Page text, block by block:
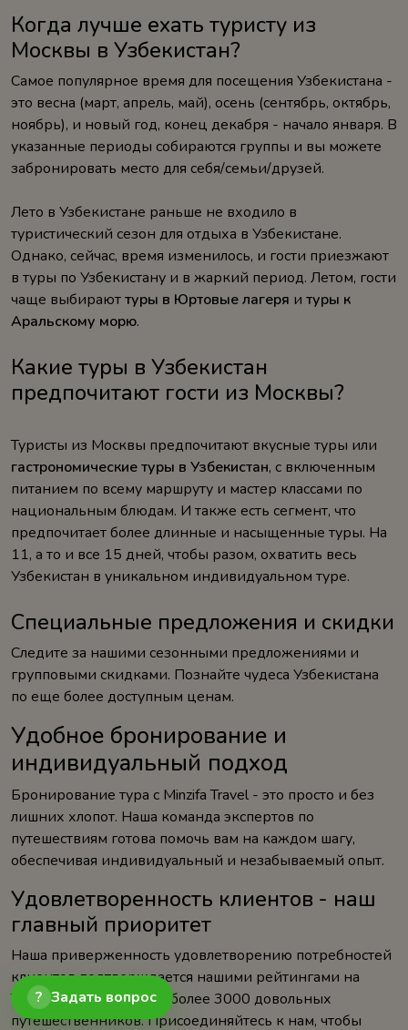
Когда лучше ехать туристу из
Москвы в Узбекистан?
Самое популярное время для посещения Узбекистана -
это весна (март, апрель, май), осень (сентябрь, октябрь,
ноябрь), и новый год, конец декабря - начало января. В
указанные периоды собираются группы и вы можете
забронировать место для себя/семьи/друзей.
Лето в Узбекистане раньше не входило в
туристический сезон для отдыха в Узбекистане.
Однако, сейчас, время изменилось, и гости приезжают
в туры по Узбекистану и в жаркий период. Летом, гости
чаще выбираюттуры в Юртовые лагеря и туры к
Аральскому морю.
Какие туры в Узбекистан
предпочитают гости из Москвы?
Туристы из Москвы предпочитают вкусные туры или
гастрономические туры в Узбекистан, с включенным
питанием по всему маршруту и мастер классами по
национальным блюдам. И также есть сегмент, что
предпочитает более длинные и насыщенные туры. На
11, а то и все 15 дней, чтобы разом, охватить весь
Узбекистан в уникальном индивидуальном туре.
Специальные предложения и скидки
Следите за нашими сезонными предложениями и
групповыми скидками. Познайте чудеса Узбекистана
по еще более доступным ценам.
Удобное бронирование и
индивидуальный подход
Бронирование тура с Minzifa Travel - это просто и без
лишних хлопот. Наша команда экспертов по
путешествиям готова помочь вам на каждом шагу,
обеспечивая индивидуальный и незабываемый опыт.
Удовлетворенность клиентов - наш
главный приоритет
Наша приверженность удовлетворению потребностей
клиентов подтверждается нашими рейтингами на
TripAdvisor и отзывами более 3000 довольных
путешественников. Присоединяйтесь к нам, чтобы
? Задать вопрос